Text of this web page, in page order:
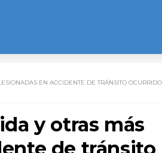
EN ACCIDENTE DE TRÁNSITO
y otras más